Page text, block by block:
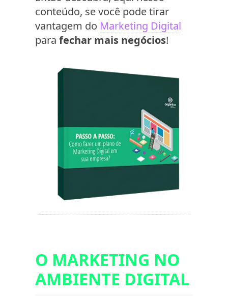
conteúdo, se você pode tirar
vantagem do Marketing Digital
para fechar mais negócios!
O MARKETING NO
AMBIENTE DIGITAL